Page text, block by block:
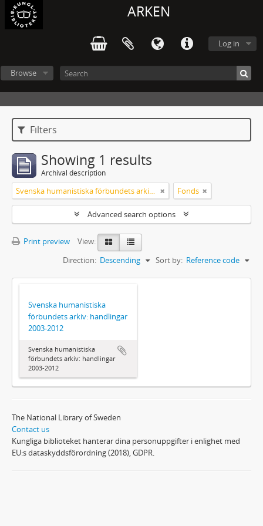
ARKEN
Log in
Browse
Filters
Showing 1 results
Archival description
Svenska humanistiska förbundets arkiv: handlingar 2003-2012 Fonds
Advanced search options
Print preview
View:
Sort by: Reference code
Direction: Descending
Svenska humanistiska
förbundets arkiv: handlingar
2003-2012
Svenska humanistiska
förbundets arkiv: handlingar
2003-2012
The National Library of Sweden
Contact us
Kungliga biblioteket hanterar dina personuppgifter i enlighet med
EU:s dataskyddsförordning (2018), GDPR.